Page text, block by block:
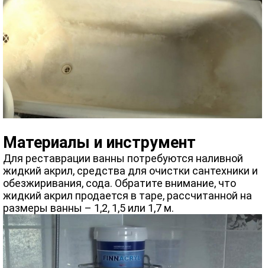
Материалы и инструмент
Для реставрации ванны потребуются наливной
жидкий акрил, средства для очистки сантехники и
обезжиривания, сода. Обратите внимание, что
жидкий акрил продается в таре, рассчитанной на
размеры ванны – 1,2, 1,5 или 1,7 м.